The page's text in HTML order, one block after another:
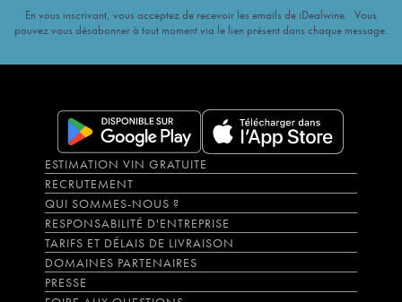
En vous inscrivant, vous acceptez de recevoir les emails de iDealwine. Vous
pouvez vous désabonner à tout moment via le lien présent dans chaque message.
ESTIMATION VIN GRATUITE
RECRUTEMENT
QUI SOMMES-NOUS ?
RESPONSABILITÉ D'ENTREPRISE
TARIFS ET DÉLAIS DE LIVRAISON
DOMAINES PARTENAIRES
PRESSE